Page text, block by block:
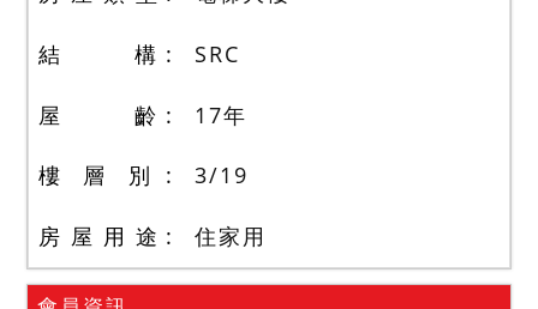
結 構 SRC
屋 齡 17年
樓 層 別 3/19
房 屋 用 途 住家用